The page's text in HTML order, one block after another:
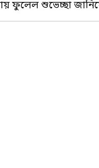
ফুলেল শুভেচ্ছা